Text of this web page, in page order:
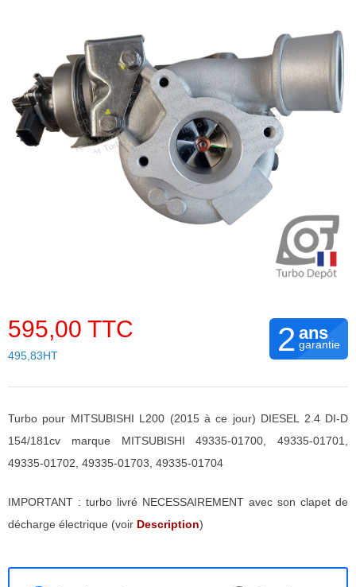
595,00 TTC
495,83HT 2 ans
garantie
Turbo pour MITSUBISHI L200 (2015 à ce jour) DIESEL 2.4 DI-D
154/181cv marque MITSUBISHI 49335-01700, 49335-01701,
49335-01702, 49335-01703, 49335-01704
IMPORTANT : turbo livré NECESSAIREMENT avec son clapet de
décharge électrique (voir Description)